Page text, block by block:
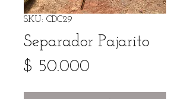
SKU: CDC29
Separador Pajarito
$ 50.000